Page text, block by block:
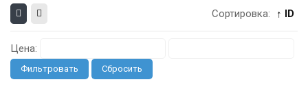
Сортировка: ↑ ID
Цена:
Фильтровать Сбросить